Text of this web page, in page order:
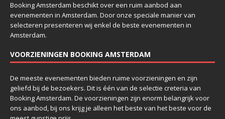
Booking Amsterdam beschikt over een ruim aanbod aan
evenementen in Amsterdam. Door onze speciale manier van
selecteren presenteren wij enkel de beste evenementen in
Amsterdam.
VOORZIENINGEN BOOKING AMSTERDAM
De meeste evenementen bieden ruime voorzieningen en zijn
geliefd bij de bezoekers. Dit is één van de selectie creteria van
Booking Amsterdam. De voorzieningen zijn enorm belangrijk voor
ons aanbod, bij ons krijg je alleen het beste van het beste voor de